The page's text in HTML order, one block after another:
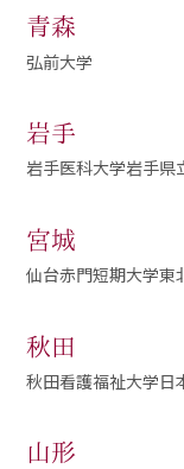
青森
弘前大学
岩手
岩手医科大学岩手県
宮城
仙台赤門短期大学東
秋田
秋田看護福祉大学日
山形